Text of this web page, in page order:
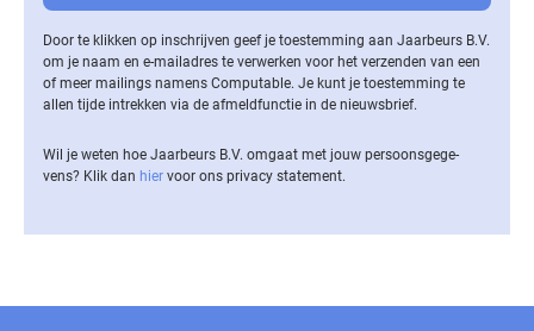
Door te klikken op inschrijven geef je toestemming aan Jaarbeurs B.V.
om je naam en e-mailadres te verwerken voor het verzenden van een
of meer mailings namens Computable. Je kunt je toestemming te
allen tijde intrekken via de af­meld­func­tie in de nieuwsbrief.
Wil je weten hoe Jaarbeurs B.V. omgaat met jouw per­soons­ge­ge­
vens? Klik dan hier voor ons privacy statement.